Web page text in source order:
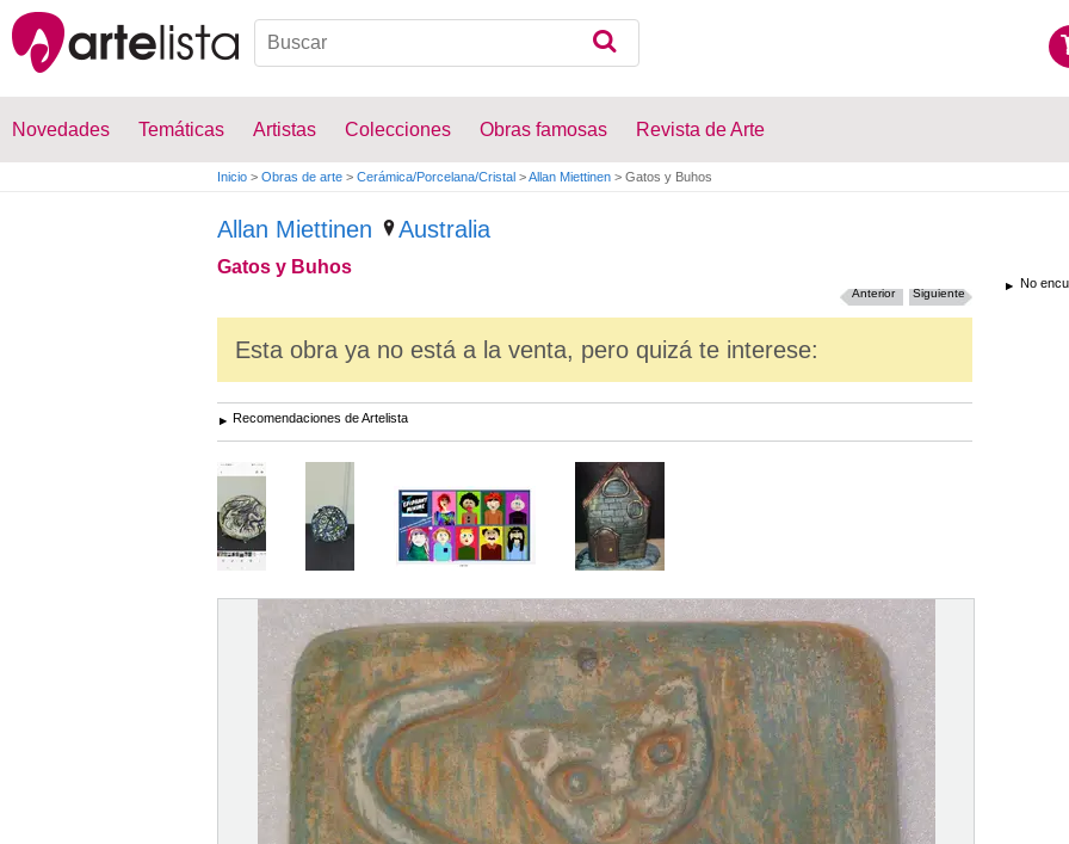
Novedades Temáticas Artistas Colecciones Obras famosas Revista de Arte
Inicio > Obras de arte > Cerámica/Porcelana/Cristal >Allan Miettinen > Gatos y Buhos
Allan Miettinen Australia
Gatos y Buhos
Siguiente
Anterior
Esta obra ya no está a la venta, pero quizá te interese:
Recomendaciones de Artelista
No